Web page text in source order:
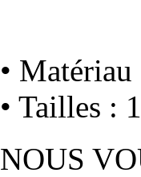
•
• Tailles :
NOUS